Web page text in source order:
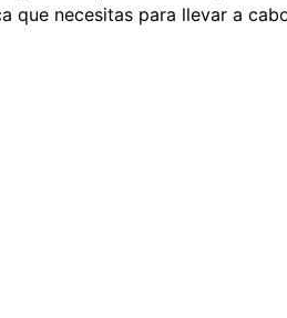
que necesitas para llevar a